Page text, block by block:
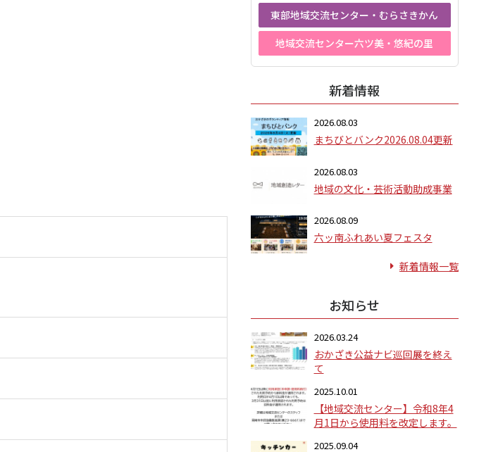
東部地域交流センター・むらさきかん
地域交流センター六ツ美・悠紀の里
新着情報
2026.08.03
まちびとバンク2026.08.04更新
2026.08.03
地域の文化・芸術活動助成事業
2026.08.09
六ッ南ふれあい夏フェスタ
新着情報一覧
お知らせ
2026.03.24
おかざき公益ナビ巡回展を終え
て
2025.10.01
【地域交流センター】令和8年4
月1日から使用料を改定します。
2025.09.04